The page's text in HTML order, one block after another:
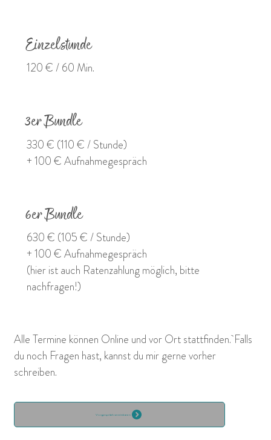
Einzelstunde
120 € / 60 Min.
3er Bundle
330 € (110 € / Stunde)
+ 100 € Aufnahmegespräch
6er Bundle
630 € (105 € / Stunde)
+ 100 € Aufnahmegespräch
(hier ist auch Ratenzahlung möglich, bitte
nachfragen!)
Alle Termine können Online und vor Ort stattfinden. Falls
du noch Fragen hast, kannst du mir gerne vorher
schreiben.
Vorgespräch vereinbaren